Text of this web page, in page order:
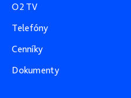
O2 TV
Telefóny
Cenníky
Dokumenty